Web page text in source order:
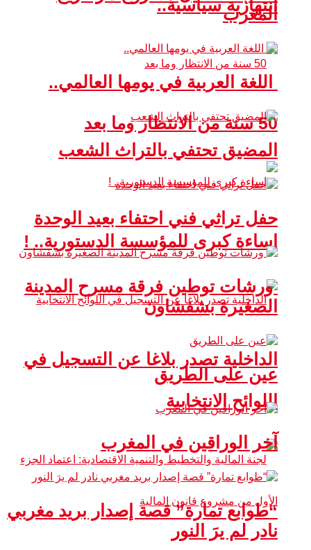
انتهازية سياسية..
50 سنة من الانتظار وما بعد
إساءة كبرى للمؤسسة الدستورية.. !
الداخلية تصدر بلاغا عن التسجيل في
اللوائح الانتخابية
المغرب
اللغة العربية في يومها العالمي..
المضيق تحتفي بالتراث الشعب
حفل تراثي فني احتفاء بعيد الوحدة
ورشات توطين فرقة مسرح المدينة
الصغيرة بشفشاون
عين على الطريق
آخر الوراقين في المغرب
“طوابع تمارة” قصة إصدار بريد مغربي
نادر لم يرَ النور